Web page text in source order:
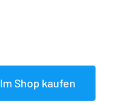
Im Shop kaufen